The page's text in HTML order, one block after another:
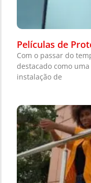
Películas de
Com o passar do
destacado como
instalação de